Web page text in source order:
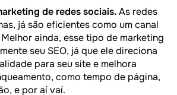
de redes sociais.As redes
já são eficientes como um canal
ainda, esse tipo de marketing
seu SEO, já que ele direciona
para seu site e melhora
como tempo de página,
e por aí vaí.